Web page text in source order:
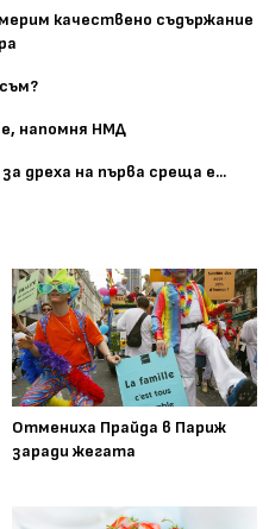
качествено съдържание
напомня НМД
дреха на първа среща е...
Отмениха Прайда в Париж
заради жегата